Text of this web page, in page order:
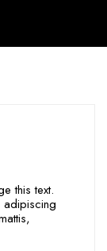
this text.
adipiscing